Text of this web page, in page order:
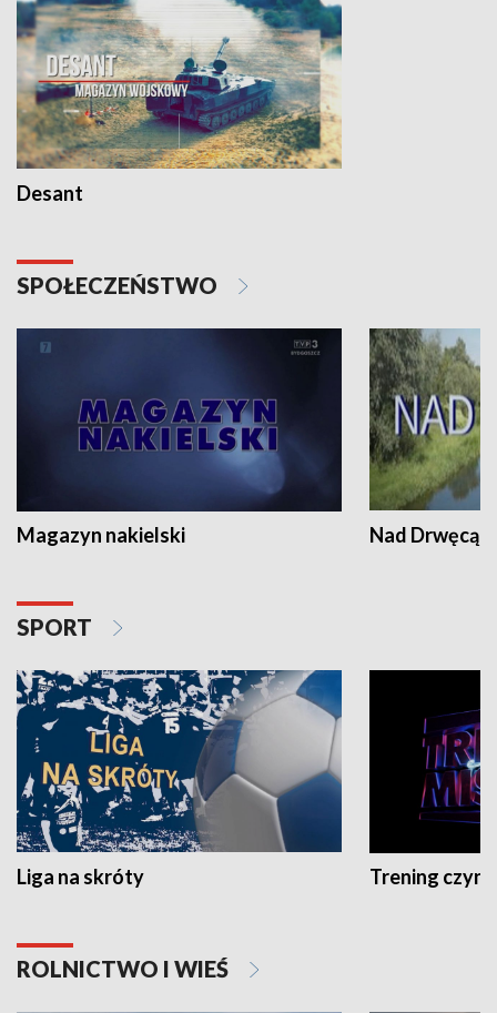
Desant
SPOŁECZEŃSTWO
Magazyn nakielski Nad Drwęcą
SPORT
Liga na skróty Trening czyni
ROLNICTWO I WIEŚ